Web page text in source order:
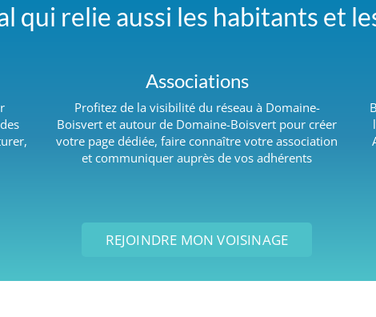
qui relie aussi les habitants et
Associations
Profitez de la visibilité du réseau à Domaine-
Boisvert et autour de Domaine-Boisvert pour créer
votre page dédiée, faire connaître votre association
et communiquer auprès de vos adhérents
REJOINDRE MON VOISINAGE